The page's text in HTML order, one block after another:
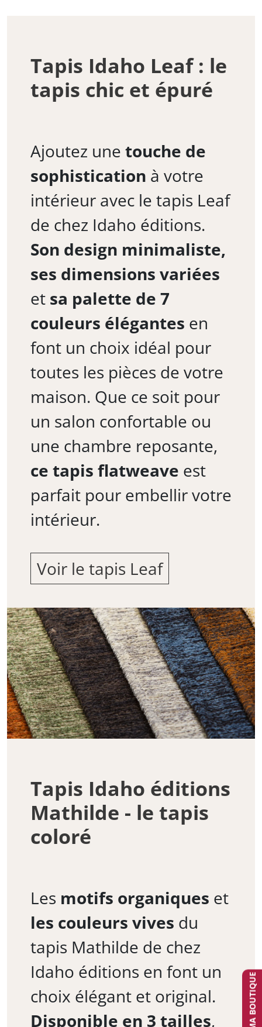
Tapis Idaho Leaf : le
tapis chic et épuré
Ajoutez une touche de
sophistication à votre
intérieur avec le tapis Leaf
de chez Idaho éditions.
Son design minimaliste,
ses dimensions variées
et sa palette de 7
couleurs élégantes en
font un choix idéal pour
toutes les pièces de votre
maison. Que ce soit pour
un salon confortable ou
une chambre reposante,
ce tapis flatweave est
parfait pour embellir votre
intérieur.
Voir le tapis Leaf
Tapis Idaho éditions
Mathilde - le tapis
coloré
Les motifs organiques et
les couleurs vives du
tapis Mathilde de chez
Idaho éditions en font un
choix élégant et original.
Disponible en 3 tailles,